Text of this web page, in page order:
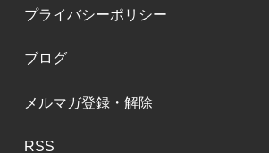
プライバシーポリシー
ブログ
メルマガ登録・解除
RSS